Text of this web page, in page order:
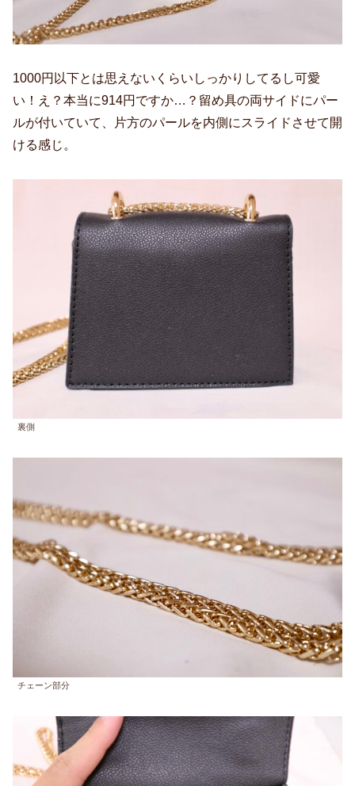
1000円以下とは思えないくらいしっかりしてるし可愛
い！え？本当に914円ですか…？留め具の両サイドにパー
ルが付いていて、片方のパールを内側にスライドさせて開
ける感じ。
裏側
チェーン部分